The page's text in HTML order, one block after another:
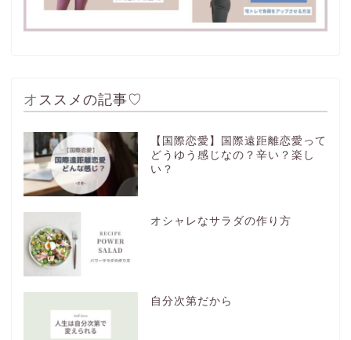
オススメの記事♡
【国際恋愛】国際遠距離恋愛って
どうゆう感じなの？辛い？楽し
い？
オシャレなサラダの作り方
自分次第だから